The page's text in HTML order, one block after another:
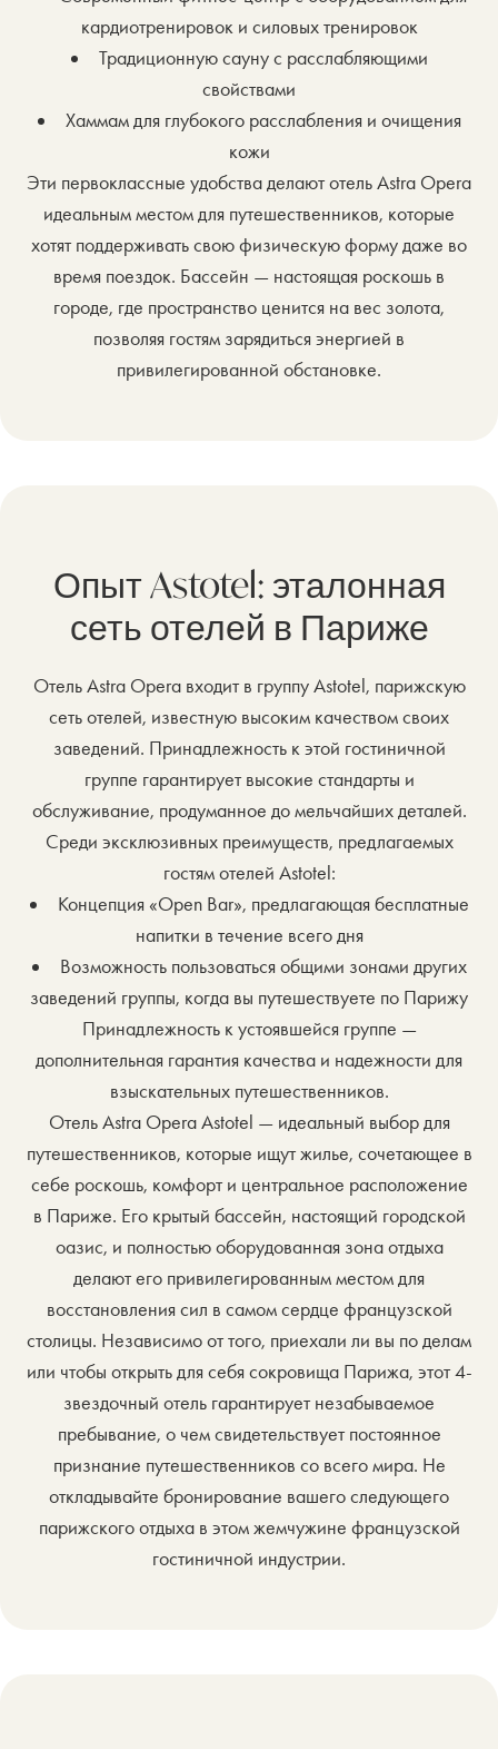
кардиотренировок и силовых тренировок
Традиционную сауну с расслабляющими
свойствами
Хаммам для глубокого расслабления и очищения
кожи
Эти первоклассные удобства делают отель Astra Opera
идеальным местом для путешественников, которые
хотят поддерживать свою физическую форму даже во
время поездок. Бассейн — настоящая роскошь в
городе, где пространство ценится на вес золота,
позволяя гостям зарядиться энергией в
привилегированной обстановке.
Опыт Astotel: эталонная
сеть отелей в Париже
Отель Astra Opera входит в группу Astotel, парижскую
сеть отелей, известную высоким качеством своих
заведений. Принадлежность к этой гостиничной
группе гарантирует высокие стандарты и
обслуживание, продуманное до мельчайших деталей.
Среди эксклюзивных преимуществ, предлагаемых
гостям отелей Astotel:
Концепция «Open Bar», предлагающая бесплатные
напитки в течение всего дня
Возможность пользоваться общими зонами других
заведений группы, когда вы путешествуете по Парижу
Принадлежность к устоявшейся группе —
дополнительная гарантия качества и надежности для
взыскательных путешественников.
Отель Astra Opera Astotel — идеальный выбор для
путешественников, которые ищут жилье, сочетающее в
себе роскошь, комфорт и центральное расположение
в Париже. Его крытый бассейн, настоящий городской
оазис, и полностью оборудованная зона отдыха
делают его привилегированным местом для
восстановления сил в самом сердце французской
столицы. Независимо от того, приехали ли вы по делам
или чтобы открыть для себя сокровища Парижа, этот 4-
звездочный отель гарантирует незабываемое
пребывание, о чем свидетельствует постоянное
признание путешественников со всего мира. Не
откладывайте бронирование вашего следующего
парижского отдыха в этом жемчужине французской
гостиничной индустрии.